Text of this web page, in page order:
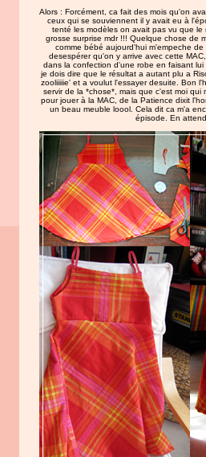
Alors : Forcément, ca fait des mois qu'on
ceux qui se souviennent il y avait eu à
tenté les modèles on avait pas vu que
grosse surprise mdr !!! Quelque chose de
comme bébé aujourd'hui m'empeche
desespérer qu'on y arrive avec cette
dans la confection d'une robe en faisant
je dois dire que le résultat a autant plu a
zooliiiiie' et a voulut l'essayer desuite. Bon
servir de la *chose*, mais que c'est moi qui
pour jouer à la MAC, de la Patience dixit
un beau meuble loool. Cela dit ca m'a
épisode. En